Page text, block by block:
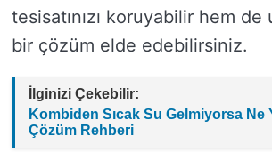
tesisatınızı koruyabilir hem
bir çözüm elde edebilirsiniz.
İlginizi Çekebilir:
Kombiden Sıcak Su Gelmiyorsa Ne
Çözüm Rehberi